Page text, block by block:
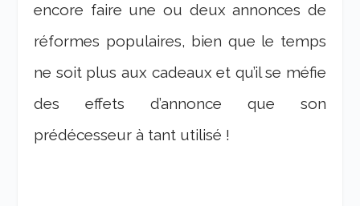
encore faire une ou deux annonces de
réformes populaires, bien que le temps
ne soit plus aux cadeaux et qu’il se méfie
des effets d’annonce que son
prédécesseur à tant utilisé !